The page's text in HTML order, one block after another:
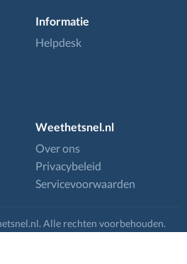
Informatie
Helpdesk
Weethetsnel.nl
Over ons
Privacybeleid
Servicevoorwaarden
Alle rechten voorbehouden.